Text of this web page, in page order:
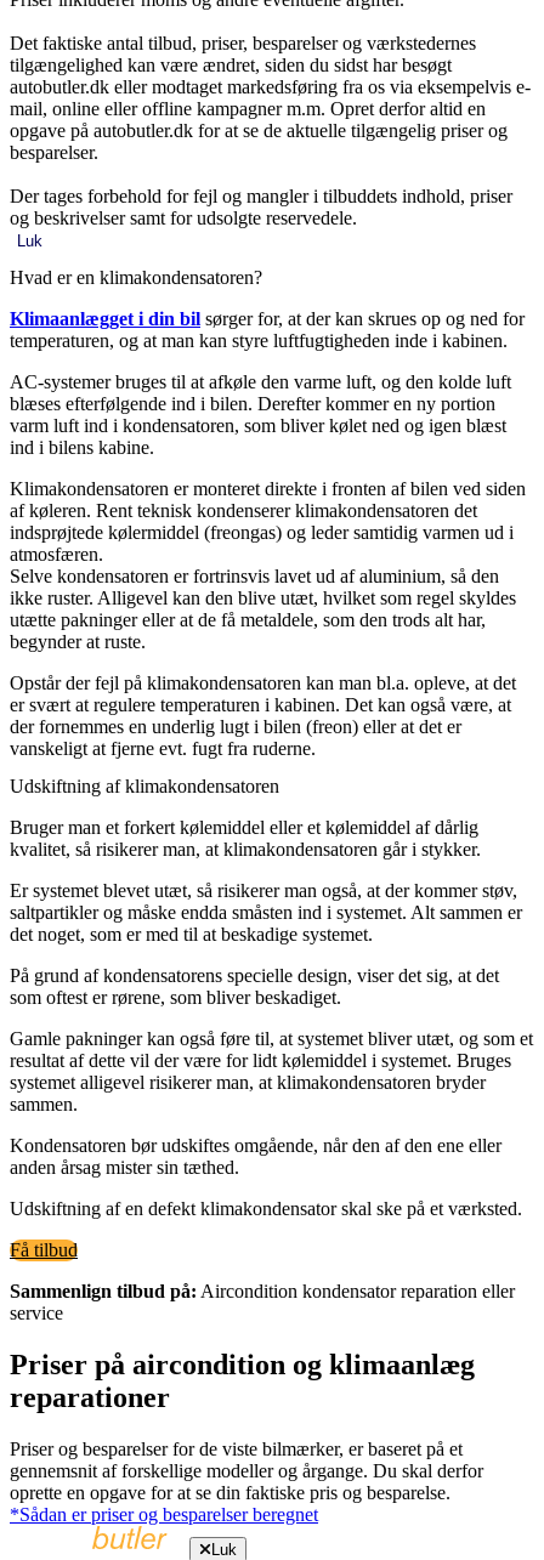
Det faktiske antal tilbud, priser, besparelser og værkstedernes
tilgængelighed kan være ændret, siden du sidst har besøgt
autobutler.dk eller modtaget markedsføring fra os via eksempelvis e-
mail, online eller offline kampagner m.m. Opret derfor altid en
opgave på autobutler.dk for at se de aktuelle tilgængelig priser og
besparelser.
Der tages forbehold for fejl og mangler i tilbuddets indhold, priser
og beskrivelser samt for udsolgte reservedele.
Luk
Hvad er en klimakondensatoren?
Klimaanlægget i din bil sørger for, at der kan skrues op og ned for
temperaturen, og at man kan styre luftfugtigheden inde i kabinen.
AC-systemer bruges til at afkøle den varme luft, og den kolde luft
blæses efterfølgende ind i bilen. Derefter kommer en ny portion
varm luft ind i kondensatoren, som bliver kølet ned og igen blæst
ind i bilens kabine.
Klimakondensatoren er monteret direkte i fronten af bilen ved siden
af køleren. Rent teknisk kondenserer klimakondensatoren det
indsprøjtede kølermiddel (freongas) og leder samtidig varmen ud i
atmosfæren.
Selve kondensatoren er fortrinsvis lavet ud af aluminium, så den
ikke ruster. Alligevel kan den blive utæt, hvilket som regel skyldes
utætte pakninger eller at de få metaldele, som den trods alt har,
begynder at ruste.
Opstår der fejl på klimakondensatoren kan man bl.a. opleve, at det
er svært at regulere temperaturen i kabinen. Det kan også være, at
der fornemmes en underlig lugt i bilen (freon) eller at det er
vanskeligt at fjerne evt. fugt fra ruderne.
Udskiftning af klimakondensatoren
Bruger man et forkert kølemiddel eller et kølemiddel af dårlig
kvalitet, så risikerer man, at klimakondensatoren går i stykker.
Er systemet blevet utæt, så risikerer man også, at der kommer støv,
saltpartikler og måske endda småsten ind i systemet. Alt sammen er
det noget, som er med til at beskadige systemet.
På grund af kondensatorens specielle design, viser det sig, at det
som oftest er rørene, som bliver beskadiget.
Gamle pakninger kan også føre til, at systemet bliver utæt, og som et
resultat af dette vil der være for lidt kølemiddel i systemet. Bruges
systemet alligevel risikerer man, at klimakondensatoren bryder
sammen.
Kondensatoren bør udskiftes omgående, når den af den ene eller
anden årsag mister sin tæthed.
Udskiftning af en defekt klimakondensator skal ske på et værksted.
Få tilbud
Sammenlign tilbud på: Aircondition kondensator reparation eller
service
Priser på aircondition og klimaanlæg
reparationer
Priser og besparelser for de viste bilmærker, er baseret på et
gennemsnit af forskellige modeller og årgange. Du skal derfor
oprette en opgave for at se din faktiske pris og besparelse.
*Sådan er priser og besparelser beregnet
Luk